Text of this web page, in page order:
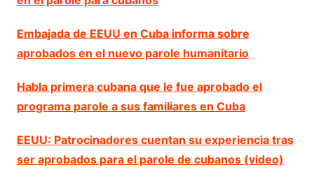
Embajada de EEUU en Cuba informa sobre
aprobados en el nuevo parole humanitario
Habla primera cubana que le fue aprobado el
programa parole a sus familiares en Cuba
EEUU: Patrocinadores cuentan su experiencia tras
ser aprobados para el parole de cubanos (video)